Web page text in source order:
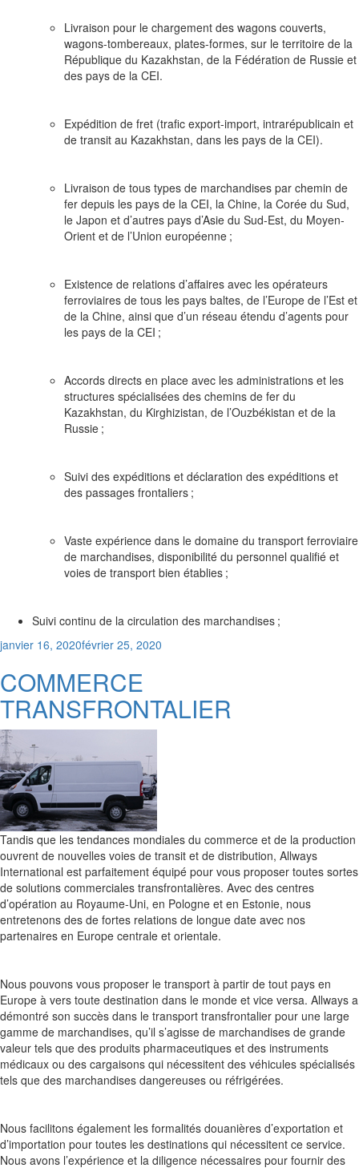
Livraison pour le chargement des wagons couverts,
wagons-tombereaux, plates-formes, sur le territoire de la
République du Kazakhstan, de la Fédération de Russie et
des pays de la CEI.
Expédition de fret (trafic export-import, intrarépublicain et
de transit au Kazakhstan, dans les pays de la CEI).
Livraison de tous types de marchandises par chemin de
fer depuis les pays de la CEI, la Chine, la Corée du Sud,
le Japon et d’autres pays d’Asie du Sud-Est, du Moyen-
Orient et de l’Union européenne ;
Existence de relations d’affaires avec les opérateurs
ferroviaires de tous les pays baltes, de l’Europe de l’Est et
de la Chine, ainsi que d’un réseau étendu d’agents pour
les pays de la CEI ;
Accords directs en place avec les administrations et les
structures spécialisées des chemins de fer du
Kazakhstan, du Kirghizistan, de l’Ouzbékistan et de la
Russie ;
Suivi des expéditions et déclaration des expéditions et
des passages frontaliers ;
Vaste expérience dans le domaine du transport ferroviaire
de marchandises, disponibilité du personnel qualifié et
voies de transport bien établies ;
Suivi continu de la circulation des marchandises ;
Posted
janvier 16, 2020février 25, 2020
COMMERCE
TRANSFRONTALIER
Tandis que les tendances mondiales du commerce et de la production
ouvrent de nouvelles voies de transit et de distribution, Allways
International est parfaitement équipé pour vous proposer toutes sortes
de solutions commerciales transfrontalières. Avec des centres
d’opération au Royaume-Uni, en Pologne et en Estonie, nous
entretenons des de fortes relations de longue date avec nos
partenaires en Europe centrale et orientale.
Nous pouvons vous proposer le transport à partir de tout pays en
Europe à vers toute destination dans le monde et vice versa. Allways a
démontré son succès dans le transport transfrontalier pour une large
gamme de marchandises, qu’il s’agisse de marchandises de grande
valeur tels que des produits pharmaceutiques et des instruments
médicaux ou des cargaisons qui nécessitent des véhicules spécialisés
tels que des marchandises dangereuses ou réfrigérées.
Nous facilitons également les formalités douanières d’exportation et
d’importation pour toutes les destinations qui nécessitent ce service.
Nous avons l’expérience et la diligence nécessaires pour fournir des